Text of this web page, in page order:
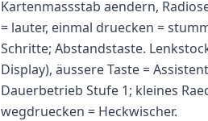
Kartenmassstab aendern,
= lauter, einmal druecken =
Schritte; Abstandstaste.
Display), äussere Taste =
Dauerbetrieb Stufe 1; kleines
wegdruecken = Heckwischer.